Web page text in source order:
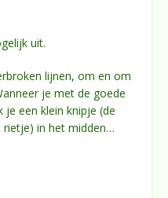
uit.
lijnen, om en om
je met de goede
een klein knipje (de
rietje) in het midden…